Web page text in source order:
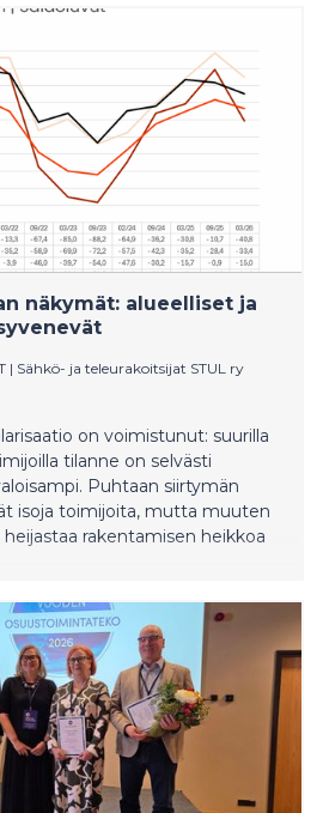
näkymät: alueelliset ja
| Sähkö- ja teleurakoitsijat STUL ry
on voimistunut: suurilla
tilanne on selvästi
Puhtaan siirtymän
isoja toimijoita, mutta muuten
rakentamisen heikkoa